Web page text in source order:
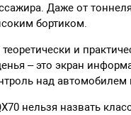
Даже от
бортиком.
и
– это экран
над автомобилем
нельзя назвать